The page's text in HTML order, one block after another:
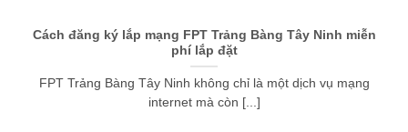
Cách đăng ký lắp mạng FPT Trảng Bàng Tây Ninh miễn
phí lắp đặt
FPT Trảng Bàng Tây Ninh không chỉ là một dịch vụ mạng
internet mà còn [...]